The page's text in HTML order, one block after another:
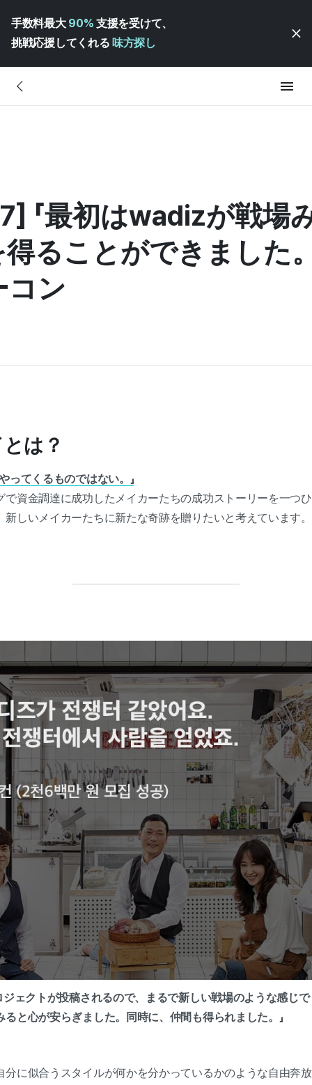
手数料最大 90% 支援を受けて、
挑戦応援してくれる 味方探し
「最初はwadizが戦場
ることができました。
コン
は？
ってくるものではない。」
で資金調達に成功したメイカーたちの成功ストーリーを一つ
しいメイカーたちに新たな奇跡を贈りたいと考えています。
ジェクトが投稿されるので、まるで新しい戦場のような感じ
と心が安らぎました。同時に、仲間も得られました。」
分に似合うスタイルが何かを分かっているかのような自由奔